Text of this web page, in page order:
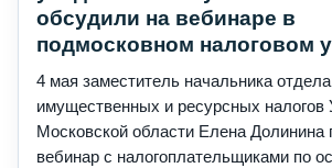
обсудили на вебинаре в
подмосковном налоговом
4 мая заместитель начальника отдела
имущественных и ресурсных
Московской области Елена Долинина
вебинар с налогоплательщиками по